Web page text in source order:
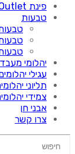
פינת Outlet
טבעות
טבעות
יהלומי
עגילי
תליוני
צמידי
אבני חן
צרו קשר